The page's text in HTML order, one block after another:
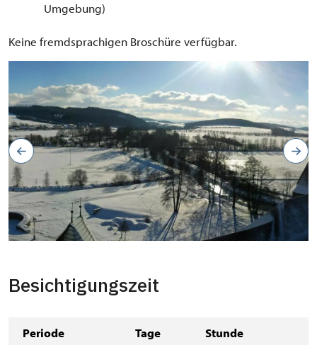
Umgebung)
Keine fremdsprachigen Broschüre verfügbar.
Besichtigungszeit
Periode Tage Stunde